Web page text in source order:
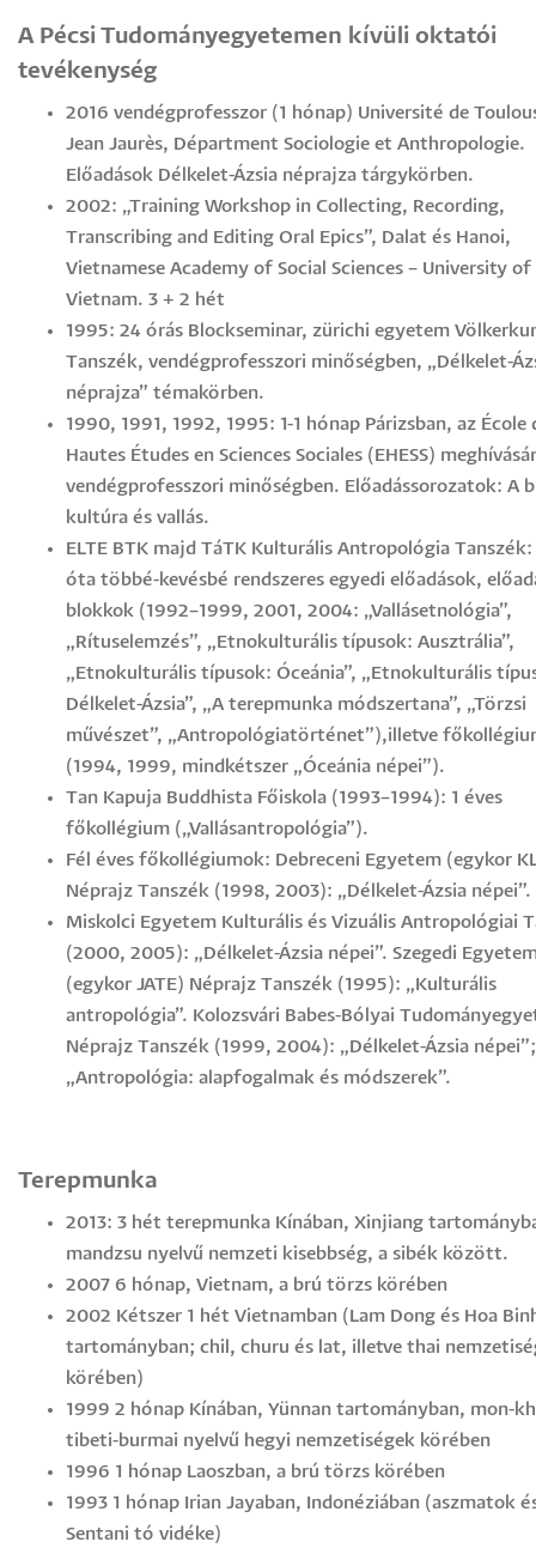
A Pécsi Tudományegyetemen kívüli oktatói
tevékenység
2016 vendégprofesszor (1 hónap) Université de
Jean Jaurès, Départment Sociologie et Anthropologie.
Előadások Délkelet-Ázsia néprajza tárgykörben.
2002: „Training Workshop in Collecting, Recording,
Transcribing and Editing Oral Epics”, Dalat és Hanoi,
Vietnamese Academy of Social Sciences – University of
Vietnam. 3 + 2 hét
1995: 24 órás Blockseminar, zürichi egyetem
Tanszék, vendégprofesszori minőségben, „Délkelet-
néprajza” témakörben.
1990, 1991, 1992, 1995: 1-1 hónap Párizsban, az École
Hautes Études en Sciences Sociales (EHESS)
vendégprofesszori minőségben. Előadássorozatok: A
kultúra és vallás.
ELTE BTK majd TáTK Kulturális Antropológia
óta többé-kevésbé rendszeres egyedi előadások,
blokkok (1992–1999, 2001, 2004: „Vallásetnológia”,
„Rítuselemzés”, „Etnokulturális típusok: Ausztrália”,
„Etnokulturális típusok: Óceánia”, „Etnokulturális
Délkelet-Ázsia”, „A terepmunka módszertana”, „Törzsi
művészet”, „Antropológiatörténet”),illetve
(1994, 1999, mindkétszer „Óceánia népei”).
Tan Kapuja Buddhista Főiskola (1993–1994): 1 éves
főkollégium („Vallásantropológia”).
Fél éves főkollégiumok: Debreceni Egyetem (egykor
Néprajz Tanszék (1998, 2003): „Délkelet-Ázsia népei”.
Miskolci Egyetem Kulturális és Vizuális Antropológiai
(2000, 2005): „Délkelet-Ázsia népei”. Szegedi
(egykor JATE) Néprajz Tanszék (1995): „Kulturális
antropológia”. Kolozsvári Babes-Bólyai
Néprajz Tanszék (1999, 2004): „Délkelet-Ázsia népei”;
„Antropológia: alapfogalmak és módszerek”.
Terepmunka
2013: 3 hét terepmunka Kínában, Xinjiang
mandzsu nyelvű nemzeti kisebbség, a sibék között.
2007 6 hónap, Vietnam, a brú törzs körében
2002 Kétszer 1 hét Vietnamban (Lam Dong és Hoa
tartományban; chil, churu és lat, illetve thai
körében)
1999 2 hónap Kínában, Yünnan tartományban, mon-
tibeti-burmai nyelvű hegyi nemzetiségek körében
1996 1 hónap Laoszban, a brú törzs körében
1993 1 hónap Irian Jayaban, Indonéziában (aszmatok
Sentani tó vidéke)